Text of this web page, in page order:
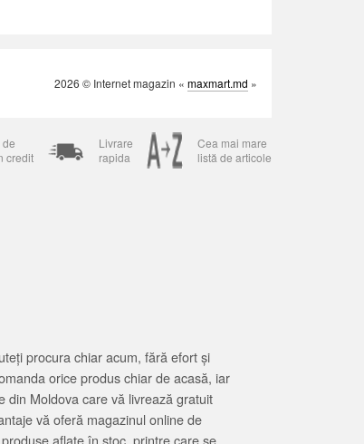
2026 © Internet magazin « maxmart.md »
credit
Livrare
rapida
Cea mai mare
listă de articole
procura chiar acum, fără efort și
orice produs chiar de acasă, iar
din Moldova care vă livrează gratuit
vă oferă magazinul online de
aflate în stoc, printre care se